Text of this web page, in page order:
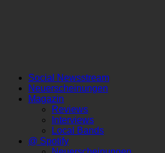
Social Newsstream
Neuerscheinungen
Magazin
Reviews
Interviews
Local Bands
@ Spotify